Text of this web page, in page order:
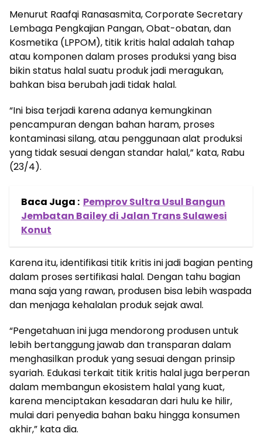
Menurut Raafqi Ranasasmita, Corporate Secretary
Lembaga Pengkajian Pangan, Obat-obatan, dan
Kosmetika (LPPOM), titik kritis halal adalah tahap
atau komponen dalam proses produksi yang bisa
bikin status halal suatu produk jadi meragukan,
bahkan bisa berubah jadi tidak halal.
“Ini bisa terjadi karena adanya kemungkinan
pencampuran dengan bahan haram, proses
kontaminasi silang, atau penggunaan alat produksi
yang tidak sesuai dengan standar halal,” kata, Rabu
(23/4).
Baca Juga : Pemprov Sultra Usul Bangun
Jembatan Bailey di Jalan Trans Sulawesi
Konut
Karena itu, identifikasi titik kritis ini jadi bagian penting
dalam proses sertifikasi halal. Dengan tahu bagian
mana saja yang rawan, produsen bisa lebih waspada
dan menjaga kehalalan produk sejak awal.
“Pengetahuan ini juga mendorong produsen untuk
lebih bertanggung jawab dan transparan dalam
menghasilkan produk yang sesuai dengan prinsip
syariah. Edukasi terkait titik kritis halal juga berperan
dalam membangun ekosistem halal yang kuat,
karena menciptakan kesadaran dari hulu ke hilir,
mulai dari penyedia bahan baku hingga konsumen
akhir,” kata dia.